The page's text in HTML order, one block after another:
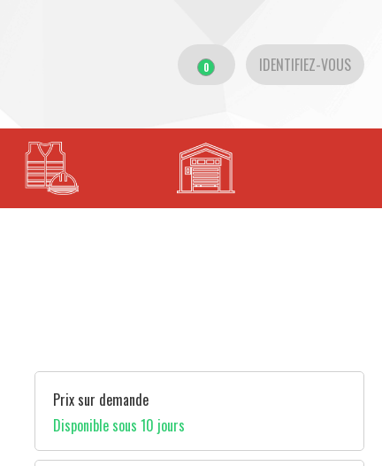
0 IDENTIFIEZ-VOUS
Prix sur demande
Disponible sous 10 jours